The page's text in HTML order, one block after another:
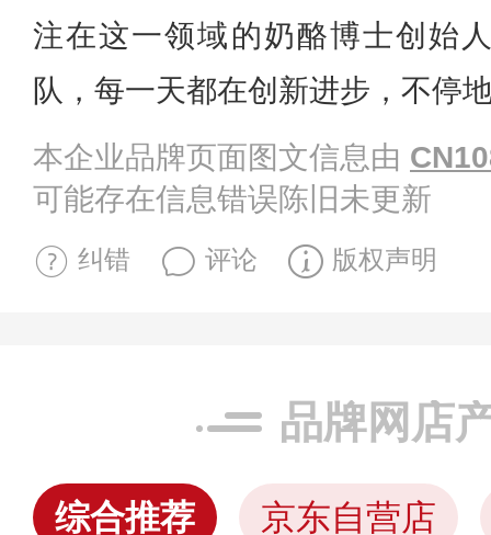
注在这一领域的奶酪博士创始
队，每一天都在创新进步，不停
本企业品牌页面图文信息由
可能存在信息错误陈旧未更新
纠错 评论 版权声明
品牌网店
综合推荐 京东自营店